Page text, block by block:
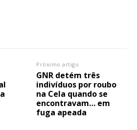
Próximo artigo
GNR detém três
indivíduos por roubo
na Cela quando se
encontravam… em
fuga apeada